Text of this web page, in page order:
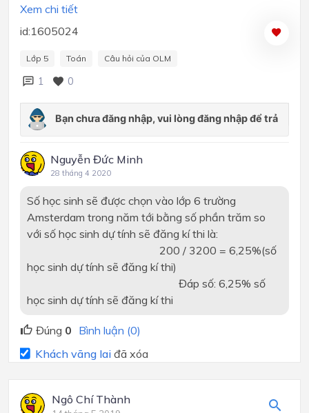
Xem chi tiết
id:1605024
Lớp 5 Toán Câu hỏi của OLM
1 0
Nguyễn Đức Minh
28 tháng 4 2020
Số học sinh sẽ được chọn vào lớp 6 trường
Amsterdam trong năm tới bằng số phần trăm so
với số học sinh dự tính sẽ đăng kí thi là:
200 / 3200 = 6,25%(số
học sinh dự tính sẽ đăng kí thi)
Đáp số: 6,25% số
học sinh dự tính sẽ đăng kí thi
Đúng 0 Bình luận (0)
Khách vãng lai đã xóa
Ngô Chí Thành